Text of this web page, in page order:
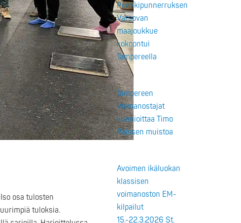
osa tulosten
tuloksia.
Penkkipunnerruksen
Varsovan
maajoukkue
kokoontui
Tampereella
Tampereen
Voimanostajat
kunnioittaa Timo
Palosen muistoa
Avoimen ikäluokan
klassisen
voimanoston EM-
kilpailut
15.-22.3.2026 St.